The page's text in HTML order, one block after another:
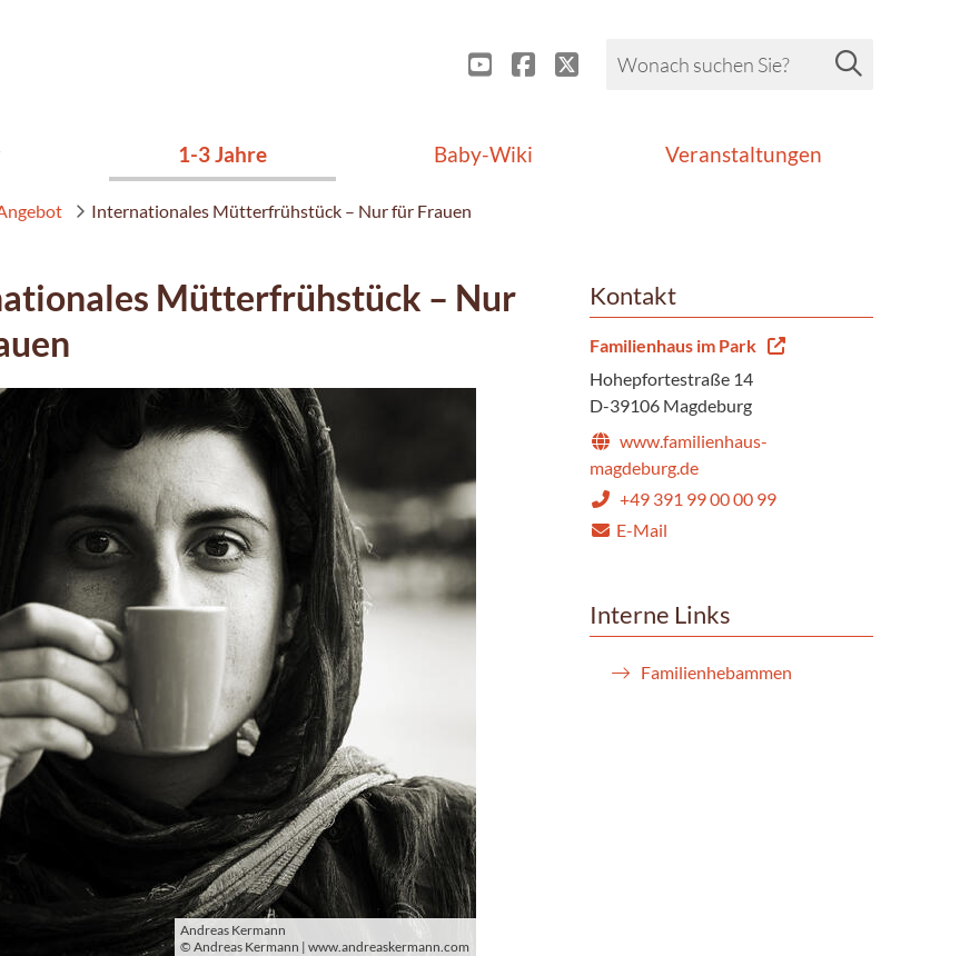
1-3 Jahre Baby-Wiki Veranstaltungen
Internationales Mütterfrühstück – Nur für Frauen
Mütterfrühstück – Nur
Andreas Kermann
© Andreas Kermann | www.andreaskermann.com
Kontakt
Familienhaus im Park
Hohepfortestraße 14
D-39106 Magdeburg
www.familienhaus-
magdeburg.de
+49 391 99 00 00 99
E-Mail
Interne Links
Familienhebammen